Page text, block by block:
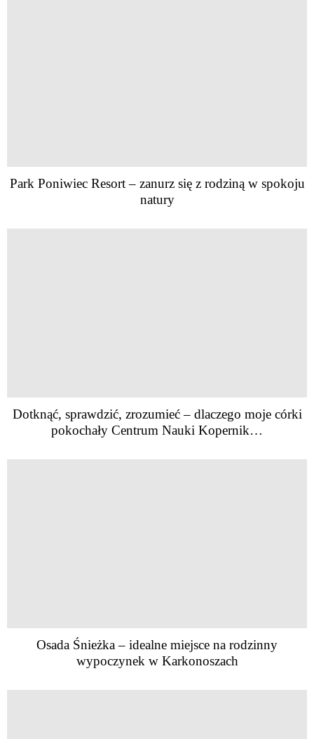
Park Poniwiec Resort – zanurz się z rodziną w spokoju
natury
Dotknąć, sprawdzić, zrozumieć – dlaczego moje córki
pokochały Centrum Nauki Kopernik…
Osada Śnieżka – idealne miejsce na rodzinny
wypoczynek w Karkonoszach